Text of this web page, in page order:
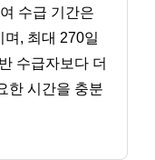
수급 기간은
, 최대 270일
수급자보다 더
한 시간을 충분